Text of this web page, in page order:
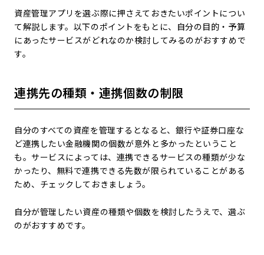
資産管理アプリを選ぶ際に押さえておきたいポイントについ
て解説します。以下のポイントをもとに、自分の目的・予算
にあったサービスがどれなのか検討してみるのがおすすめで
す。
連携先の種類・連携個数の制限
自分のすべての資産を管理するとなると、銀行や証券口座な
ど連携したい金融機関の個数が意外と多かったということ
も。サービスによっては、連携できるサービスの種類が少な
かったり、無料で連携できる先数が限られていることがある
ため、チェックしておきましょう。
自分が管理したい資産の種類や個数を検討したうえで、選ぶ
のがおすすめです。